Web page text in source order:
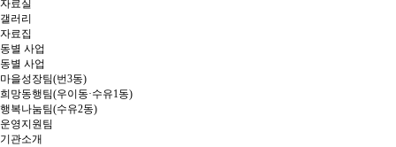
자료실
갤러리
자료집
동별 사업
동별 사업
마을성장팀(번3동)
희망동행팀(우이동·수유1동)
행복나눔팀(수유2동)
운영지원팀
기관소개